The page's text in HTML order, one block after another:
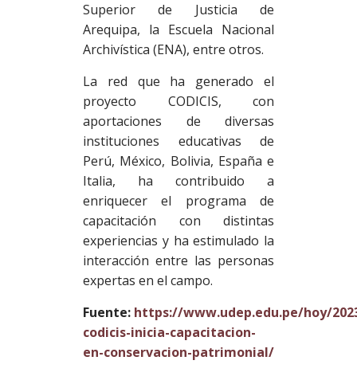
Superior de Justicia de
Arequipa, la Escuela Nacional
Archivística (ENA), entre otros.
La red que ha generado el
proyecto CODICIS, con
aportaciones de diversas
instituciones educativas de
Perú, México, Bolivia, España e
Italia, ha contribuido a
enriquecer el programa de
capacitación con distintas
experiencias y ha estimulado la
interacción entre las personas
expertas en el campo.
Fuente: https://www.udep.edu.pe/hoy/
codicis-inicia-capacitacion-
en-conservacion-patrimonial/